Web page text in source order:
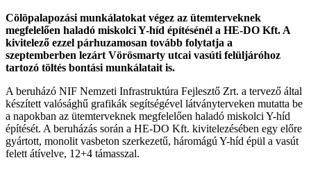
Cölöpalapozási munkálatokat végez az ütemterveknek
megfelelően haladó miskolci Y-híd építésénél a HE-DO Kft. A
kivitelező ezzel párhuzamosan tovább folytatja a
szeptemberben lezárt Vörösmarty utcai vasúti felüljáróhoz
tartozó töltés bontási munkálatait is.
A beruházó NIF Nemzeti Infrastruktúra Fejlesztő Zrt. a tervező által
készített valósághű grafikák segítségével látványterveken mutatta be
a napokban az ütemterveknek megfelelően haladó miskolci Y-híd
építését. A beruházás során a HE-DO Kft. kivitelezésében egy előre
gyártott, monolit vasbeton szerkezetű, háromágú Y-híd épül a vasút
felett átívelve, 12+4 támasszal.